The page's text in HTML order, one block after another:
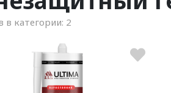
в категории: 2